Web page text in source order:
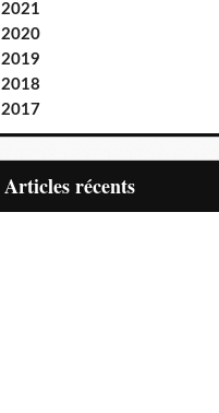
2021
2020
2019
2018
2017
articles récents